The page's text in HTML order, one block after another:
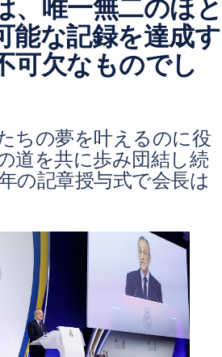
、唯一無二のほと
能な記録を達成す
可欠なものでし
ちの夢を叶えるのに役
道を共に歩み団結し続
の記章授与式で会長は